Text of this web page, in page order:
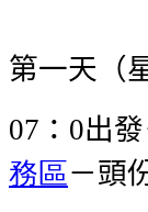
第一天（
07 ： 0出
務區－頭